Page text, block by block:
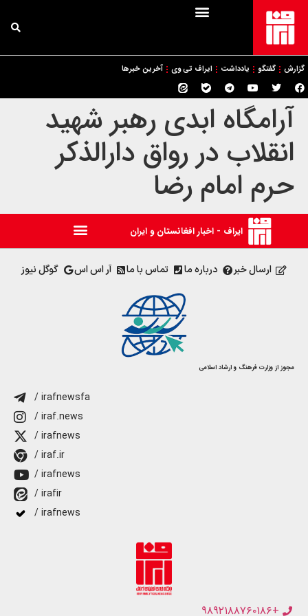
گزارش گفتگو یادداشت ایراف تی وی آخرین خبرها
آرامگاه ابدی رهبر شهید
انقلاب در رواق دارالذکر
حرم امام رضا
ایراف - اخبار افغانستان و ایران
ارسال خبر درباره ما تماس با ما آر اس اس گوگل نیوز
مجوز از وزارت فرهنگ و ارشاد اسلامی
/ irafnewsfa
/ iraf.news
/ irafnews
/ iraf.ir
/ irafnews
/ irafir
/ irafnews
+۹۸۹۲۱۸۸۷۶۰۱۸۶